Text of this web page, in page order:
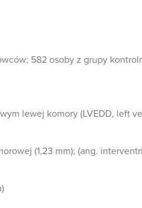
582 osoby z grupy
lewej komory (LVEDD, left
(1,23 mm); (ang.